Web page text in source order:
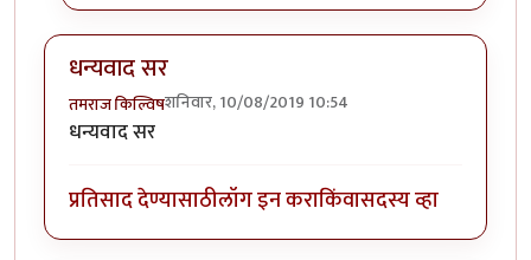
धन्यवाद सर
तमराज किल्विषशनिवार, 10/08/2019 10:54
धन्यवाद सर
प्रतिसाद देण्यासाठीलॉग इन कराकिंवासदस्य व्हा